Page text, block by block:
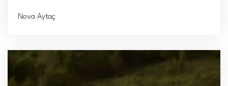
Nova Aytaç